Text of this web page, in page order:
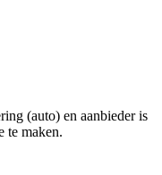
(auto) en aanbieder is
te maken.